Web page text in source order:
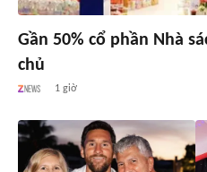
Gần 50% cổ phần Nhà
chủ
1 giờ